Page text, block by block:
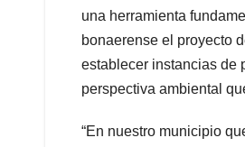
una herramienta
bonaerense el proyecto
establecer instancias de
perspectiva ambiental
“En nuestro municipio